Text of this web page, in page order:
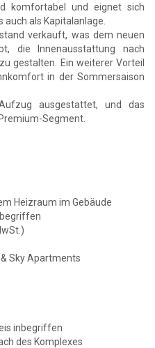
komfortabel und eignet sich
als Kapitalanlage.
verkauft, was dem neuen
die Innenausstattung nach
gestalten. Ein weiterer Vorteil
in der Sommersaison
ausgestattet, und das
Segment.
Heizraum im Gebäude
Sky Apartments
inbegriffen
des Komplexes